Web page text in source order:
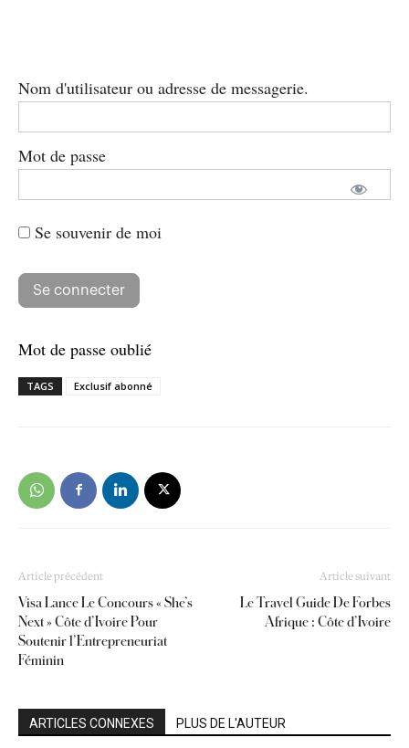
Nom d'utilisateur ou adresse de messagerie.
Mot de passe
Se souvenir de moi
Mot de passe oublié
TAGS Exclusif abonné
Article précédent
Visa Lance Le Concours « She’s
Next » Côte d’Ivoire Pour
Soutenir l’Entrepreneuriat
Féminin
Article suivant
Le Travel Guide De Forbes
Afrique : Côte d’Ivoire
ARTICLES CONNEXES PLUS DE L'AUTEUR